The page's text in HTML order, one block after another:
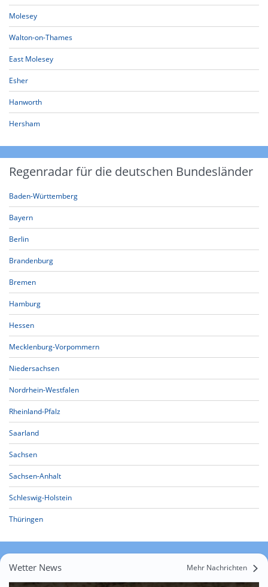
Molesey
Walton-on-Thames
East Molesey
Esher
Hanworth
Hersham
Regenradar für die deutschen Bundesländer
Baden-Württemberg
Bayern
Berlin
Brandenburg
Bremen
Hamburg
Hessen
Mecklenburg-Vorpommern
Niedersachsen
Nordrhein-Westfalen
Rheinland-Pfalz
Saarland
Sachsen
Sachsen-Anhalt
Schleswig-Holstein
Thüringen
Wetter News Mehr Nachrichten